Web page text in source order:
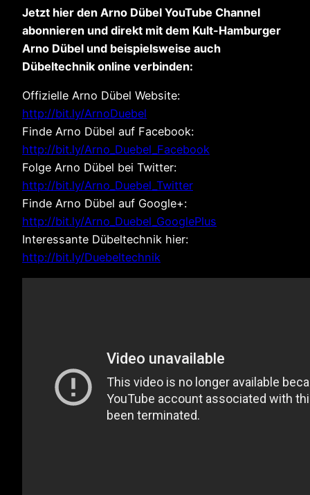
Jetzt hier den Arno Dübel YouTube Channel
abonnieren und direkt mit dem Kult-Hamburger
Arno Dübel und beispielsweise auch
Dübeltechnik online verbinden:
Offizielle Arno Dübel Website:
http://bit.ly/ArnoDuebel
Finde Arno Dübel auf Facebook:
http://bit.ly/Arno_Duebel_Facebook
Folge Arno Dübel bei Twitter:
http://bit.ly/Arno_Duebel_Twitter
Finde Arno Dübel auf Google+:
http://bit.ly/Arno_Duebel_GooglePlus
Interessante Dübeltechnik hier:
http://bit.ly/Duebeltechnik